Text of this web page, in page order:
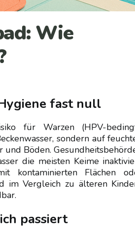
Wie
fast null
für Warzen (HPV-
sondern auf
und Böden.
die meisten Keime
kontaminierten Flächen
im Vergleich zu älteren
passiert